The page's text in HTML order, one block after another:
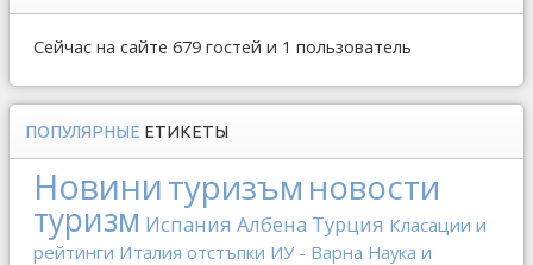
Сейчас на сайте 679 гостей и 1 пользователь
ПОПУЛЯРНЫЕ ЕТИКЕТЫ
Новинитуризъм новости
туризм Испания Албена Турция Класации и
рейтинги Италия отстъпки ИУ - Варна Наука и